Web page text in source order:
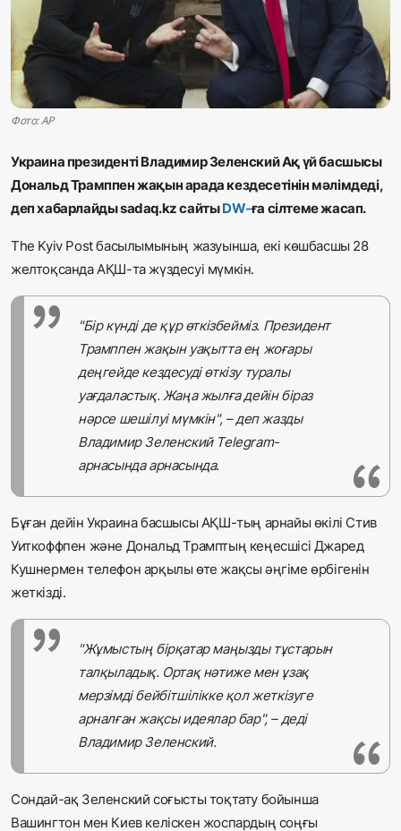
Жаңалықтар
Қоғам
Спорт
Журналистік зерттеу
Қазақ тілі
Фото: АР
Украина президенті Владимир Зеленский Ақ үй басшысы
Дональд Трамппен жақын арада кездесетінін мәлімдеді,
деп хабарлайды sadaq.kz сайтыDW-ға сілтеме жасап.
The Kyiv Post басылымының жазуынша, екі көшбасшы 28
желтоқсанда АҚШ-та жүздесуі мүмкін.
"Бір күнді де құр өткізбейміз. Президент
Трамппен жақын уақытта ең жоғары
деңгейде кездесуді өткізу туралы
уағдаластық. Жаңа жылға дейін біраз
нәрсе шешілуі мүмкін", – деп жазды
Владимир Зеленский Telegram-
арнасында арнасында.
Бұған дейін Украина басшысы АҚШ-тың арнайы өкілі Стив
Уиткоффпен және Дональд Трамптың кеңесшісі Джаред
Кушнермен телефон арқылы өте жақсы әңгіме өрбігенін
жеткізді.
"Жұмыстың бірқатар маңызды тұстарын
талқыладық. Ортақ нәтиже мен ұзақ
мерзімді бейбітшілікке қол жеткізуге
арналған жақсы идеялар бар", – деді
Владимир Зеленский.
Сондай-ақ Зеленский соғысты тоқтату бойынша
Вашингтон мен Киев келіскен жоспардың соңғы